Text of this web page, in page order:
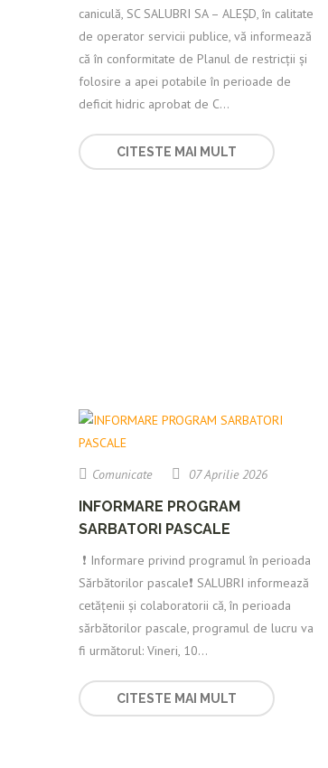
caniculă, SC SALUBRI SA – ALEȘD, în calitate
de operator servicii publice, vă informează
că în conformitate de Planul de restricții și
folosire a apei potabile în perioade de
deficit hidric aprobat de C...
CITESTE MAI MULT
Comunicate 07 Aprilie 2026
INFORMARE PROGRAM
SARBATORI PASCALE
️ ❗️ Informare privind programul în perioada
Sărbătorilor pascale❗️ SALUBRI informează
cetățenii și colaboratorii că, în perioada
sărbătorilor pascale, programul de lucru va
fi următorul: Vineri, 10...
CITESTE MAI MULT